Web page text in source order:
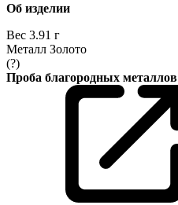
Об изделии
Вес 3.91 г
Металл Золото
(?)
Проба благородных металлов